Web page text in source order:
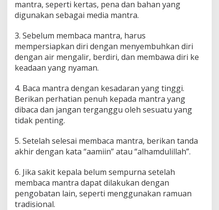
mantra, seperti kertas, pena dan bahan yang
digunakan sebagai media mantra.
3. Sebelum membaca mantra, harus
mempersiapkan diri dengan menyembuhkan diri
dengan air mengalir, berdiri, dan membawa diri ke
keadaan yang nyaman.
4. Baca mantra dengan kesadaran yang tinggi.
Berikan perhatian penuh kepada mantra yang
dibaca dan jangan terganggu oleh sesuatu yang
tidak penting.
5. Setelah selesai membaca mantra, berikan tanda
akhir dengan kata “aamiin” atau “alhamdulillah”.
6. Jika sakit kepala belum sempurna setelah
membaca mantra dapat dilakukan dengan
pengobatan lain, seperti menggunakan ramuan
tradisional.